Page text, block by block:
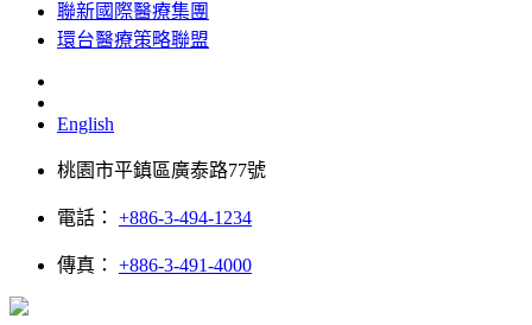
聯新國際醫療集團
環台醫療策略聯盟
English
桃園市平鎮區廣泰路77號
電話： +886-3-494-1234
傳真： +886-3-491-4000